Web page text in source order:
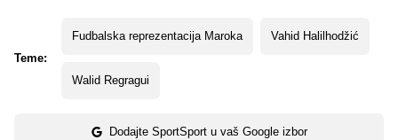
Teme:
Fudbalska reprezentacija Maroka Vahid Halilhodžić
Walid Regragui
Dodajte SportSport u vaš Google izbor